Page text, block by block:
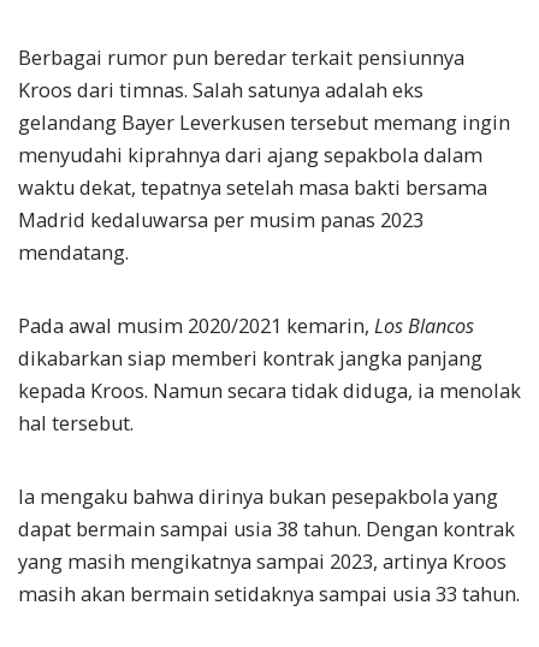
Berbagai rumor pun beredar terkait pensiunnya
Kroos dari timnas. Salah satunya adalah eks
gelandang Bayer Leverkusen tersebut memang ingin
menyudahi kiprahnya dari ajang sepakbola dalam
waktu dekat, tepatnya setelah masa bakti bersama
Madrid kedaluwarsa per musim panas 2023
mendatang.
Pada awal musim 2020/2021 kemarin, Los Blancos
dikabarkan siap memberi kontrak jangka panjang
kepada Kroos. Namun secara tidak diduga, ia menolak
hal tersebut.
Ia mengaku bahwa dirinya bukan pesepakbola yang
dapat bermain sampai usia 38 tahun. Dengan kontrak
yang masih mengikatnya sampai 2023, artinya Kroos
masih akan bermain setidaknya sampai usia 33 tahun.